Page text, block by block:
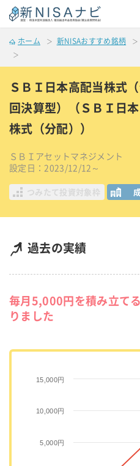
ホーム 新NISAおすすめ銘柄
ＳＢＩ日本高配当株式
回決算型）（ＳＢＩ日
株式（分配））
ＳＢＩアセットマネジメント
設定日：2023/12/12～
つみたて投資対象枠
過去の実績
毎月5,000円を積み立て
りました
5,000円
10,000円
15,000円